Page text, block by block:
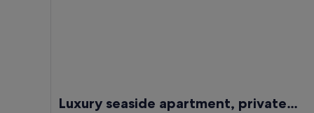
Luxury seaside apartment, private